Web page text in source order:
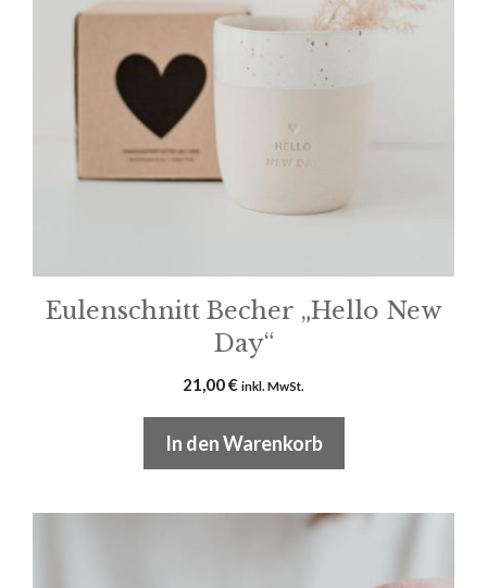
Eulenschnitt Becher „Hello New
Day“
21,00€ inkl. MwSt.
In den Warenkorb